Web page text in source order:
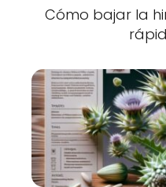
Cómo bajar la